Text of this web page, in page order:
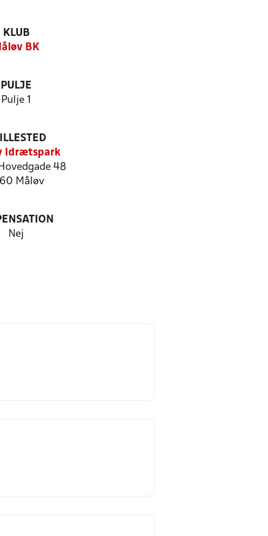
KLUB
BK
PULJE
Pulje 1
Idrætspark
48
Måløv
Nej